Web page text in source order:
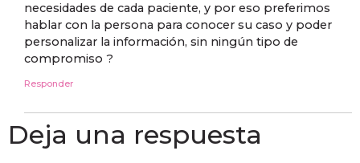
necesidades de cada paciente, y por eso preferimos
hablar con la persona para conocer su caso y poder
personalizar la información, sin ningún tipo de
compromiso ?
Responder
Deja una respuesta